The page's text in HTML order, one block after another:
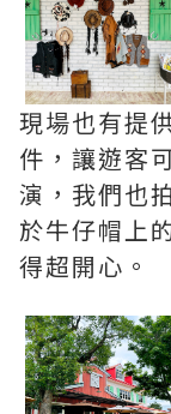
現場也有提
件，讓遊客
演，我們也
於牛仔帽上
得超開心。